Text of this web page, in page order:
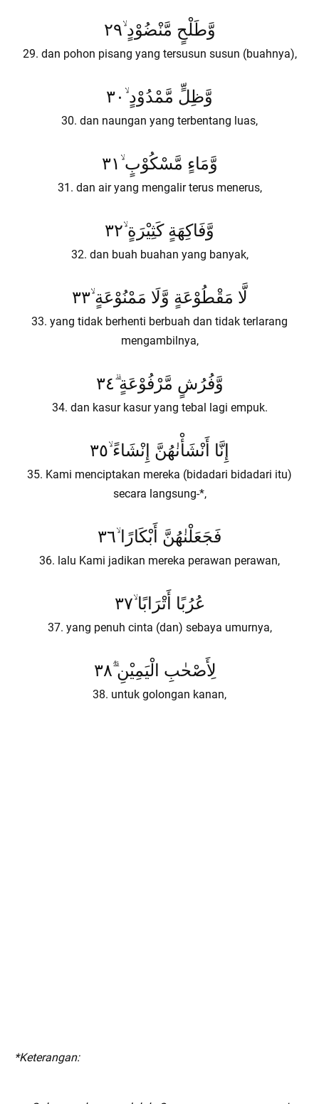
وَّطَلْحٍ مَّنْضُوْدٍ ۙ٢٩
29. dan pohon pisang yang tersusun susun (buahnya),
وَّظِلٍّ مَّمْدُوْدٍ ۙ٣٠
30. dan naungan yang terbentang luas,
وَّمَاءٍ مَّسْكُوْبٍ ۙ٣١
31. dan air yang mengalir terus menerus,
وَّفَاكِهَةٍ كَثِيْرَةٍ ۙ٣٢
32. dan buah buahan yang banyak,
لَّا مَقْطُوْعَةٍ وَّلَا مَمْنُوْعَةٍ ۙ٣٣
33. yang tidak berhenti berbuah dan tidak terlarang
mengambilnya,
وَّفُرُشٍ مَّرْفُوْعَةٍ ۗ٣٤
34. dan kasur kasur yang tebal lagi empuk.
إِنَّا أَنْشَأْنٰهُنَّ إِنْشَاءً ۙ٣٥
35. Kami menciptakan mereka (bidadari bidadari itu)
secara langsung-*,
فَجَعَلْنٰهُنَّ أَبْكَارًا ۙ٣٦
36. lalu Kami jadikan mereka perawan perawan,
عُرُبًا أَتْرَابًا ۙ٣٧
37. yang penuh cinta (dan) sebaya umurnya,
38. untuk golongan kanan,
*Keterangan: